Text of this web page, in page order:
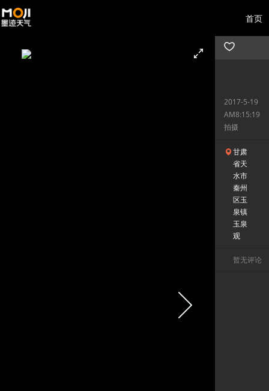
首页
2017-5-19
AM8:15:19
拍摄
甘肃
省天
水市
秦州
区玉
泉镇
玉泉
观
暂无评论